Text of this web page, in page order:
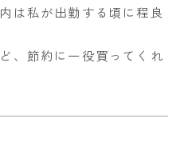
は私が出勤する頃に程良
、節約に一役買ってくれ